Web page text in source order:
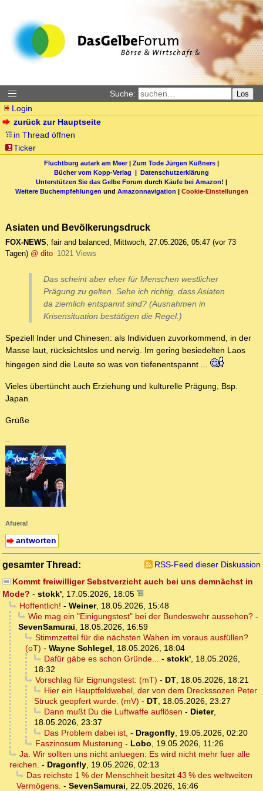
Suche: Los
Login
zurück zur Hauptseite
in Thread öffnen
Ticker
Fluchtburg autark am Meer| Zum Tode Jürgen Küßners |
Bücher vom Kopp-Verlag | Datenschutzerklärung
Unterstützen Sie das Gelbe Forum durch Käufe bei Amazon! |
Weitere Buchempfehlungen und Amazonnavigation | Cookie-Einstellungen
Asiaten und Bevölkerungsdruck
FOX-NEWS, fair and balanced, Mittwoch, 27.05.2026, 05:47 (vor 73
Tagen) @ dito 1021 Views
Das scheint aber eher für Menschen westlicher
Prägung zu gelten. Sehe ich richtig, dass Asiaten
da ziemlich entspannt sind? (Ausnahmen in
Krisensituation bestätigen die Regel.)
Speziell Inder und Chinesen: als Individuen zuvorkommend, in der
Masse laut, rücksichtslos und nervig. Im gering besiedelten Laos
hingegen sind die Leute so was von tiefenentspannt ...
Vieles übertüncht auch Erziehung und kulturelle Prägung, Bsp.
Japan.
Grüße
--
Afuera!
antworten
gesamter Thread:
RSS-Feed dieser Diskussion
Kommt freiwilliger Sebstverzicht auch bei uns demnächst in
Mode? - stokk' 17.05.2026, 18:05
Hoffentlich! - Weiner, 18.05.2026, 15:48
Wie mag ein "Einigungstest" bei der Bundeswehr aussehen?-
SevenSamurai
18.05.2026, 16:59
Stimmzettel für die nächsten Wahen im voraus ausfüllen?
(oT) - Wayne Schlegel
18.05.2026, 18:04
Dafür gäbe es schon Gründe...
- stokk', 18.05.2026,
18:32
Vorschlag für Eignungstest: (mT) - DT, 18.05.2026, 18:21
Hier ein Hauptfeldwebel, der von dem Dreckssozen Peter
Struck geopfert wurde. (mV) - DT 18.05.2026, 23:27
Dann mußt Du die Luftwaffe auflösen - Dieter,
18.05.2026, 23:37
Das Problem dabei ist, - Dragonfly, 19.05.2026, 02:20
Faszinosum Musterung - Lobo
19.05.2026, 11:26
Ja. Wir sollten uns nicht anluegen: Es wird nicht mehr fuer alle
reichen. - Dragonfly 19.05.2026, 02:13
Das reichste 1 % der Menschheit besitzt 43 % des weltweiten
Vermögens. - SevenSamurai 22.05.2026, 16:46